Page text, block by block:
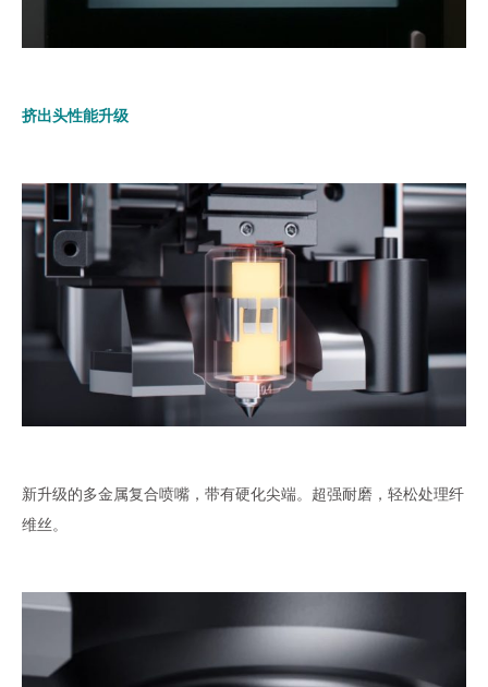
挤出头性能升级
新升级的多金属复合喷嘴，带有硬化尖端。超强耐磨，轻松处理纤
维丝。